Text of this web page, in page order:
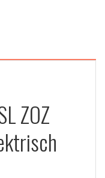
ZOZ